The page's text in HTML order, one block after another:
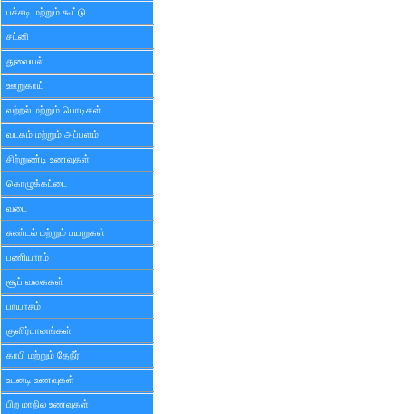
பச்சடி மற்றும் கூட்டு
சட்னி
துவையல்
ஊறுகாய்
வற்றல் மற்றும் பொடிகள்
வடகம் மற்றும் அப்பளம்
சிற்றுண்டி உணவுகள்
கொழுக்கட்டை
வடை
சுண்டல் மற்றும் பயறுகள்
பணியாரம்
சூப் வகைகள்
பாயாசம்
குளிர்பானங்கள்
காபி மற்றும் தேநீர்
உடனடி உணவுகள்
பிற மாநில உணவுகள்